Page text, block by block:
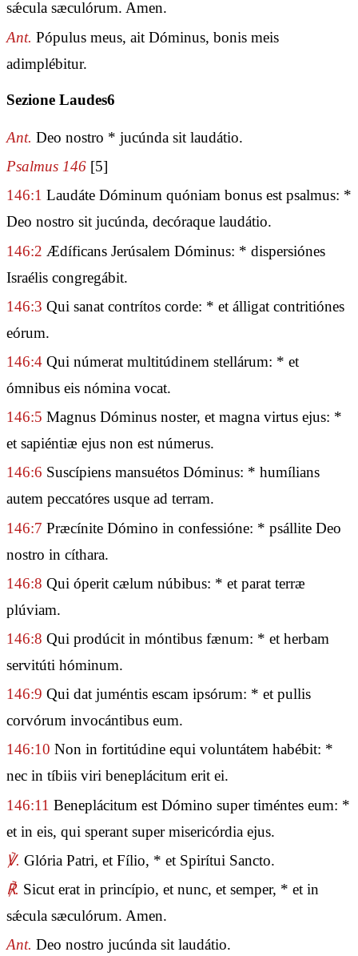
sǽcula sæculórum. Amen.
Ant. Pópulus meus, ait Dóminus, bonis meis
adimplébitur.
Sezione Laudes6
Ant. Deo nostro * jucúnda sit laudátio.
Psalmus 146 [5]
146:1 Laudáte Dóminum quóniam bonus est psalmus: *
Deo nostro sit jucúnda, decóraque laudátio.
146:2 Ædíficans Jerúsalem Dóminus: * dispersiónes
Israélis congregábit.
146:3 Qui sanat contrítos corde: * et álligat contritiónes
eórum.
146:4 Qui númerat multitúdinem stellárum: * et
ómnibus eis nómina vocat.
146:5 Magnus Dóminus noster, et magna virtus ejus: *
et sapiéntiæ ejus non est númerus.
146:6 Suscípiens mansuétos Dóminus: * humílians
autem peccatóres usque ad terram.
146:7 Præcínite Dómino in confessióne: * psállite Deo
nostro in cíthara.
146:8 Qui óperit cælum núbibus: * et parat terræ
plúviam.
146:8 Qui prodúcit in móntibus fænum: * et herbam
servitúti hóminum.
146:9 Qui dat juméntis escam ipsórum: * et pullis
corvórum invocántibus eum.
146:10 Non in fortitúdine equi voluntátem habébit: *
nec in tíbiis viri beneplácitum erit ei.
146:11 Beneplácitum est Dómino super timéntes eum: *
et in eis, qui sperant super misericórdia ejus.
℣. Glória Patri, et Fílio, * et Spirítui Sancto.
℟. Sicut erat in princípio, et nunc, et semper, * et in
sǽcula sæculórum. Amen.
Ant. Deo nostro jucúnda sit laudátio.